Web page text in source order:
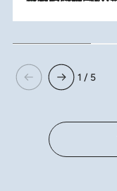
1 / 5